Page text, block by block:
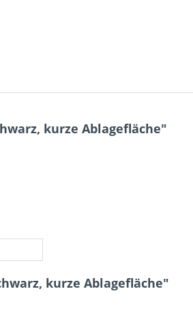
kurze Ablagefläche"
kurze Ablagefläche"